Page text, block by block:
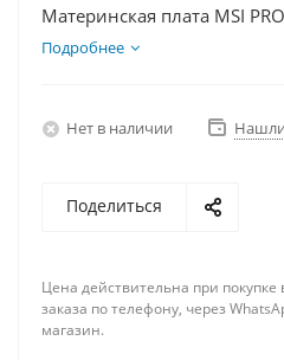
Материнская плата MSI
Видеокарта GT 1030 2Гб,
Подробнее
Нет в наличии
Поделиться
Цена действительна при
заказа по телефону, через
магазин.